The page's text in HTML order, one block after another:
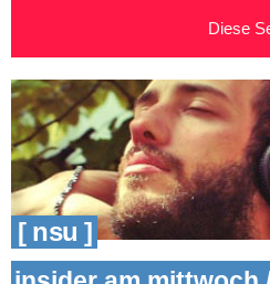
[ nsu ]
Diese